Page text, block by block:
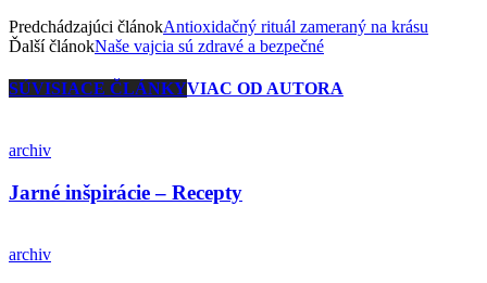
Predchádzajúci článokAntioxidačný rituál zameraný na krásu
Ďalší článokNaše vajcia sú zdravé a bezpečné
SÚVISIACE ČLÁNKYVIAC OD AUTORA
archiv
Jarné inšpirácie – Recepty
archiv